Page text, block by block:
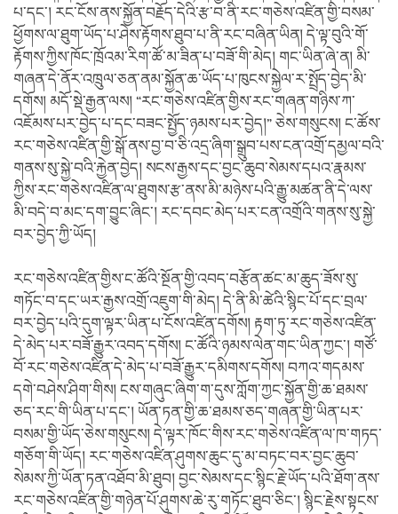
པ་དང་། རང་ངོས་ནས་སྐྱོན་བརྗོད་དེའི་རྩ་བ་ནི་རང་གཅེས་འཛིན་གྱི་བསམ་
ཕྱོགས་ལ་ཐུག་ཡོད་པ་ཤེས་རྟོགས་ཐུབ་པ་ནི་རང་བཞིན་ཡིན། དེ་ལྟ་བུའི་གོ་
རྟོགས་ཀྱིས་ཁོང་ཁྲོའམ་རིག་ཚོ་མ་ཟིན་པ་བཟོ་གི་མེད། གང་ཡིན་ཞེ་ན། མི་
གཞན་དེ་ནོར་འཁྲུལ་ཅན་ནམ་སྐྱོན་ཆ་ཡོད་པ་ཁུངས་སྐྱེལ་ར་སྤྲོད་བྱེད་མི་
དགོས། མདོ་སྡེ་རྒྱན་ལས། “རང་གཅེས་འཛིན་གྱིས་རང་གཞན་གཉིས་ཀ་
འཇོམས་པར་བྱེད་པ་དང་བཟང་སྤྱོད་ཉམས་པར་བྱེད།” ཅེས་གསུངས། ང་ཚོས་
རང་གཅེས་འཛིན་གྱི་སྒོ་ནས་བྱ་བ་ཅི་འདྲ་ཞིག་སྒྲུབ་པས་ངན་འགྲོ་དམྱལ་བའི་
གནས་སུ་སྐྱེ་བའི་རྐྱེན་བྱེད། སངས་རྒྱས་དང་བྱང་ཆུབ་སེམས་དཔའ་རྣམས་
ཀྱིས་རང་གཅེས་འཛིན་ལ་ཐུགས་རྩ་ནས་མི་མཉེས་པའི་རྒྱུ་མཚན་ནི་དེ་ལས་
མི་བདེ་བ་མང་དག་བྱུང་ཞིང་། རང་དབང་མེད་པར་ངན་འགྲོའི་གནས་སུ་སྐྱེ་
བར་བྱེད་ཀྱི་ཡོད།
རང་གཅེས་འཛིན་གྱིས་ང་ཚོའི་སྔོན་གྱི་འབད་བརྩོན་ཚང་མ་ཆུད་ཟོས་སུ་
གཏོང་བ་དང་ཡར་རྒྱས་འགྲོ་འཇུག་གི་མེད། དེ་ནི་མི་ཚེའི་སྙིང་པོ་དང་བྲལ་
བར་བྱེད་པའི་དུག་ལྟར་ཡིན་པ་ངོས་འཛིན་དགོས། རྟག་ཏུ་རང་གཅེས་འཛིན་
དེ་མེད་པར་བཟོ་རྒྱུར་འབད་དགོས། ང་ཚོའི་ཉམས་ལེན་གང་ཡིན་ཀྱང་། གཙོ་
བོ་རང་གཅེས་འཛིན་དེ་མེད་པ་བཟོ་རྒྱུར་དམིགས་དགོས། བཀའ་གདམས་
དགེ་བཤེས་ཤིག་གིས། ངས་གཞུང་ཞིག་ག་དུས་ཀློག་ཀྱང་སྐྱོན་གྱི་ཆ་ཐམས་
ཅད་རང་གི་ཡིན་པ་དང་། ཡོན་ཏན་གྱི་ཆ་ཐམས་ཅད་གཞན་གྱི་ཡིན་པར་
བསམ་གྱི་ཡོད་ཅེས་གསུངས། དེ་ལྟར་ཁོང་གིས་རང་གཅེས་འཛིན་ལ་ཁ་གཏད་
གཅོག་གི་ཡོད། རང་གཅེས་འཛིན་ཤུགས་ཆུང་དུ་མ་བཏང་བར་བྱང་ཆུབ་
སེམས་ཀྱི་ཡོན་ཏན་འཐོབ་མི་ཐུབ། བྱང་སེམས་དང་སྙིང་རྗེ་ཡོད་པའི་ཐོག་ནས་
རང་གཅེས་འཛིན་གྱི་གཉེན་པོ་ཤུགས་ཆེ་རུ་གཏོང་ཐུབ་ཅིང་། སྙིང་རྗེས་སྟངས་